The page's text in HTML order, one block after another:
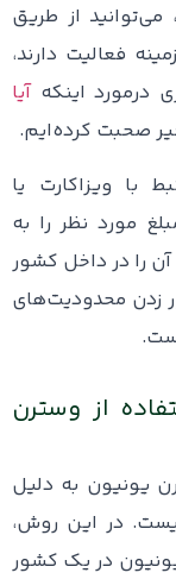
می‌توانید از طریق
فعالیت دارند،
درمورد اینکهآیا
صحبت کرده‌ایم.
با ویزاکارت یا
مورد نظر را به
را در داخل کشور
زدن محدودیت‌های
از وسترن
یونیون به دلیل
در این روش،
در یک کشور